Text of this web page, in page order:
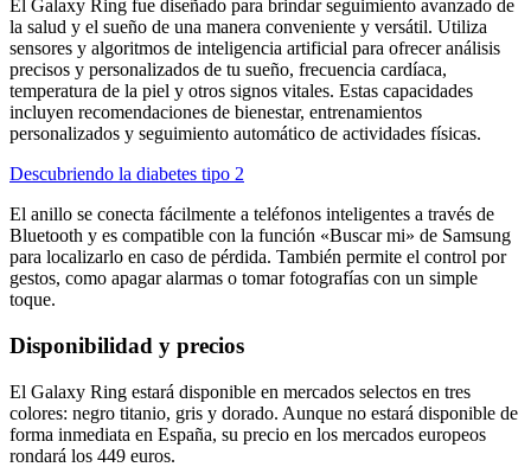
El Galaxy Ring fue diseñado para brindar seguimiento avanzado de
la salud y el sueño de una manera conveniente y versátil. Utiliza
sensores y algoritmos de inteligencia artificial para ofrecer análisis
precisos y personalizados de tu sueño, frecuencia cardíaca,
temperatura de la piel y otros signos vitales. Estas capacidades
incluyen recomendaciones de bienestar, entrenamientos
personalizados y seguimiento automático de actividades físicas.
Descubriendo la diabetes tipo 2
El anillo se conecta fácilmente a teléfonos inteligentes a través de
Bluetooth y es compatible con la función «Buscar mi» de Samsung
para localizarlo en caso de pérdida. También permite el control por
gestos, como apagar alarmas o tomar fotografías con un simple
toque.
Disponibilidad y precios
El Galaxy Ring estará disponible en mercados selectos en tres
colores: negro titanio, gris y dorado. Aunque no estará disponible de
forma inmediata en España, su precio en los mercados europeos
rondará los 449 euros.